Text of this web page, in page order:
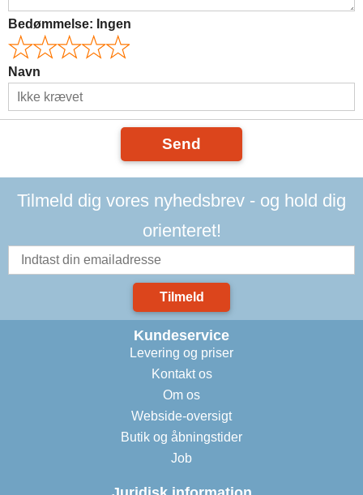
Bedømmelse: Ingen
Navn
Send
Tilmeld dig vores nyhedsbrev - og hold dig
orienteret!
Tilmeld
Kundeservice
Levering og priser
Kontakt os
Om os
Webside-oversigt
Butik og åbningstider
Job